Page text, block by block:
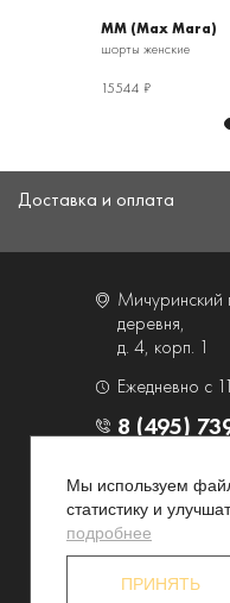
MM (Max Mara)
шорты женские
15544 ₽
Доставка и оплата
Мичуринский
деревня,
д. 4, корп. 1
Ежедневно с
8 (495)
О компании
Контакты и схема
Партнерские программы
Мы используем
статистику и
подробнее
ПРИНЯТЬ